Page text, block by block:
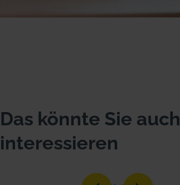
Das könnte Sie auch
interessieren